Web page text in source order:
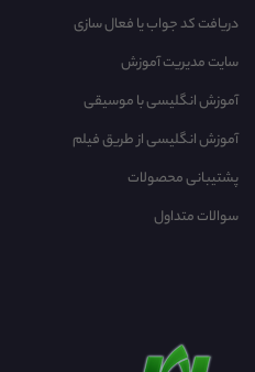
دریافت کد جواب یا فعال سازی
سایت مدیریت آموزش
آموزش انگلیسی با موسیقی‌
آموزش انگلیسی از طریق فیلم
پشتیبانی محصولات
سوالات متداول